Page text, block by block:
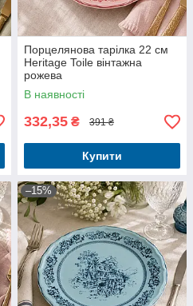
Порцелянова тарілка 22 см
Heritage Toile вінтажна
рожева
В наявності
332,35 ₴ 391 ₴
Купити
–15%